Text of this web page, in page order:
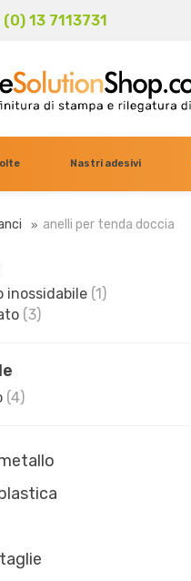
(0) 13 7113731
Nastri adesivi
anelli per tenda doccia
inossidabile (1)
(3)
(4)